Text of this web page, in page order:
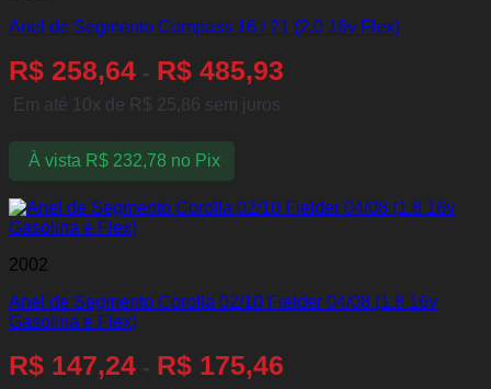
Anel de Segmento Compass 16 / 21 (2.0 16v Flex)
R$ 258,64 - R$ 485,93
Em até 10x de R$ 25,86 sem juros
À vista R$232,78 no Pix
2002
Anel de Segmento Corolla 02/10 Fielder 04/08 (1.8 16v
Gasolina e Flex)
R$ 147,24 - R$ 175,46